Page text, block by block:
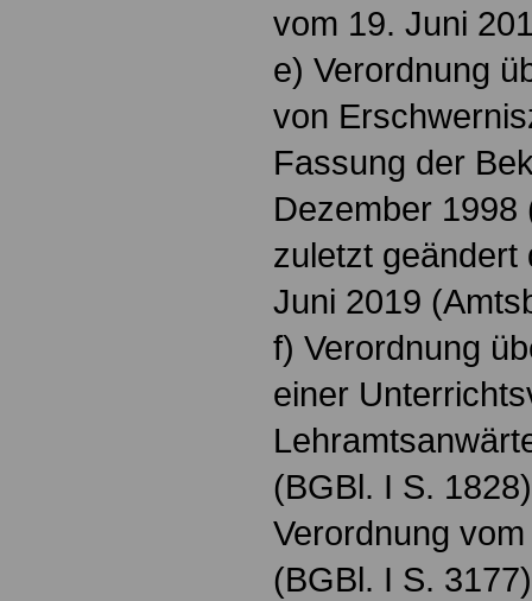
vom 19. Juni
e) Verordnung
von
Fassung der
Dezember 1998
zuletzt
Juni 2019
f) Verordnung
einer
(BGBl. I S.
Verordnung
(BGBl. I S.